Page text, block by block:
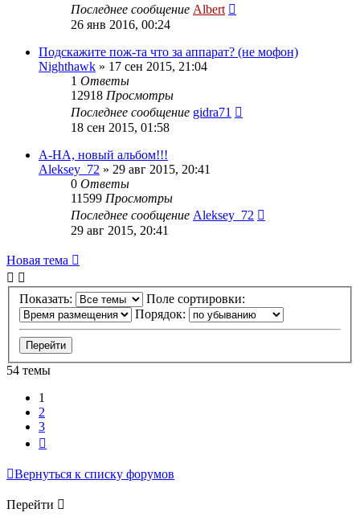
Последнее сообщение Albert
26 янв 2016, 00:24
Подскажите пож-та что за аппарат? (не мофон)
Nighthawk » 17 сен 2015, 21:04
1 Ответы
12918 Просмотры
Последнее сообщение gidra71
18 сен 2015, 01:58
A-HA, новый альбом!!!
Aleksey_72 » 29 авг 2015, 20:41
0 Ответы
11599 Просмотры
Последнее сообщение Aleksey_72
29 авг 2015, 20:41
Новая тема
Показать:
Поле сортировки:
Порядок:
54 темы
1
2
3
Вернуться к списку форумов
Перейти